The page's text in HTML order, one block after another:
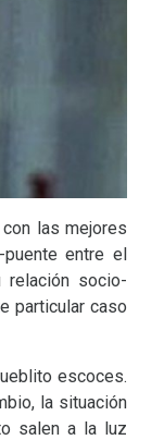
las mejores
entre el
relación socio-
particular caso
escoces.
la situación
salen a la luz